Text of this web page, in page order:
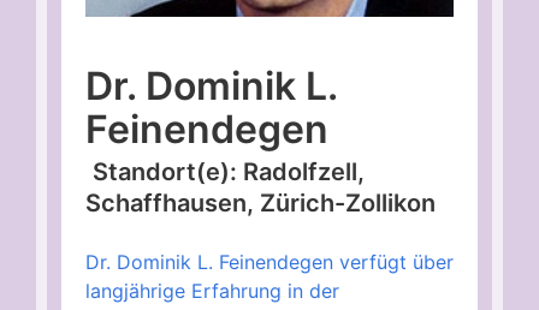
Dr. Dominik L.
Feinendegen
Standort(e): Radolfzell,
Schaffhausen, Zürich-Zollikon
Dr. Dominik L. Feinendegen verfügt über
langjährige Erfahrung in der